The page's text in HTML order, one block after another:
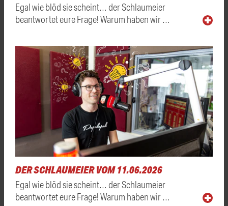
Egal wie blöd sie scheint… der Schlaumeier
beantwortet eure Frage! Warum haben wir …
DER SCHLAUMEIER VOM 11.06.2026
Egal wie blöd sie scheint… der Schlaumeier
beantwortet eure Frage! Warum haben wir …